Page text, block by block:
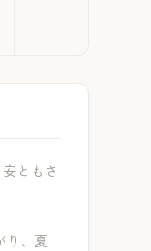
ともさ
り、夏